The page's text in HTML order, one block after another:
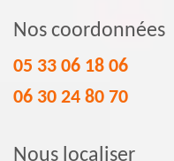
Nos coordonnées
05 33 06 18 06
06 30 24 80 70
Nous localiser